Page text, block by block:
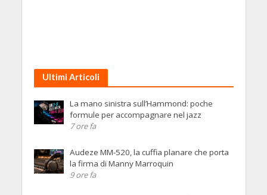
Ultimi Articoli
La mano sinistra sull’Hammond: poche
formule per accompagnare nel jazz
7 ore fa
Audeze MM-520, la cuffia planare che porta
la firma di Manny Marroquin
9 ore fa